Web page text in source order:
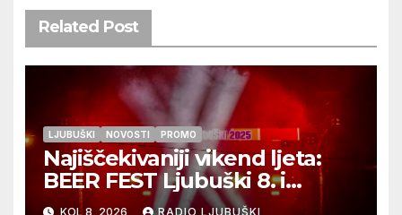
Related Post
LJUBUŠKI NOVOSTI PROMO
Najiščekivaniji vikend ljeta:
BEER FEST Ljubuški 8. i
9.kolovoza
KOL 8, 2026 RADIO LJUBUŠKI